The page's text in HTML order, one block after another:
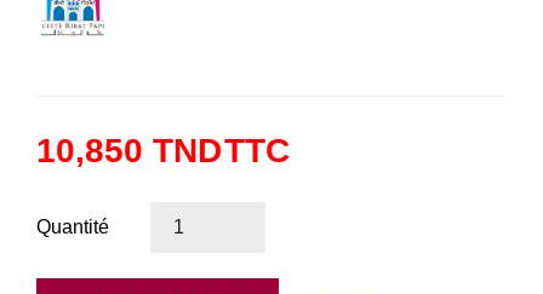
10,850 TNDTTC
Quantité